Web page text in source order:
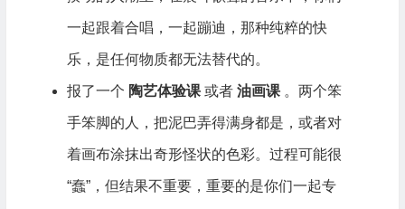
一起跟着合唱，一起蹦迪，那种纯粹的快
乐，是任何物质都无法替代的。
报了一个 陶艺体验课 或者 油画课 。两个笨
手笨脚的人，把泥巴弄得满身都是，或者对
着画布涂抹出奇形怪状的色彩。过程可能很
“蠢”，但结果不重要，重要的是你们一起专